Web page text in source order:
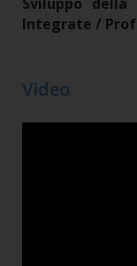
Integrate /
Video